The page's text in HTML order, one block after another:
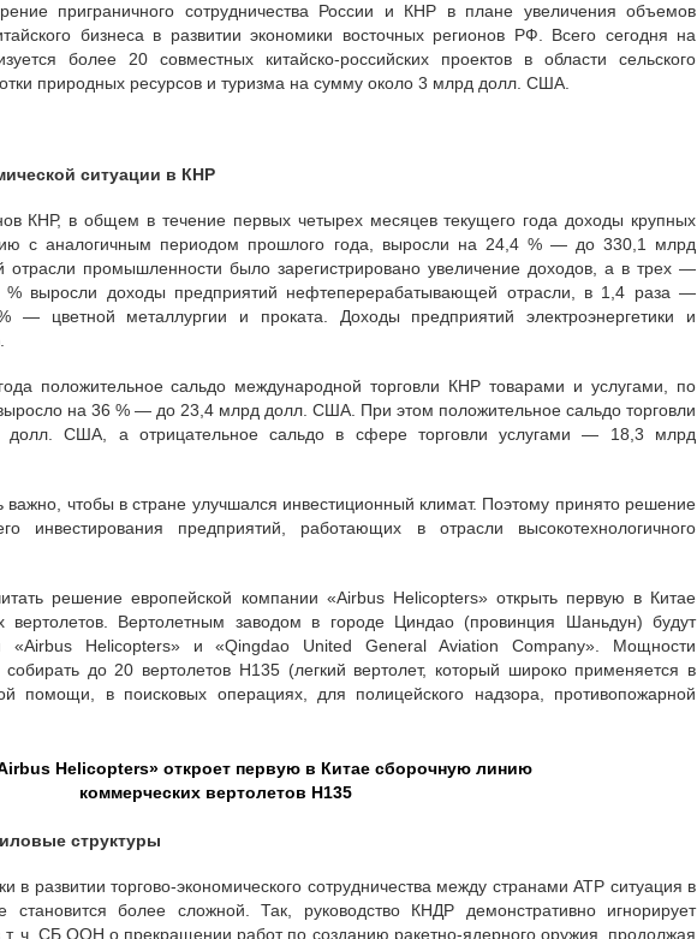
приграничного сотрудничества России и КНР в плане увеличения объемов
бизнеса в развитии экономики восточных регионов РФ. Всего сегодня на
более 20 совместных китайско-российских проектов в области сельского
природных ресурсов и туризма на сумму около 3 млрд долл. США.
ситуации в КНР
КНР, в общем в течение первых четырех месяцев текущего года доходы крупных
с аналогичным периодом прошлого года, выросли на 24,4 % — до 330,1 млрд
промышленности было зарегистрировано увеличение доходов, а в трех —
% выросли доходы предприятий нефтеперерабатывающей отрасли, в 1,4 раза —
— цветной металлургии и проката. Доходы предприятий электроэнергетики и
положительное сальдо международной торговли КНР товарами и услугами, по
на 36 % — до 23,4 млрд долл. США. При этом положительное сальдо торговли
долл. США, а отрицательное сальдо в сфере торговли услугами — 18,3 млрд
важно, чтобы в стране улучшался инвестиционный климат. Поэтому принято решение
инвестирования предприятий, работающих в отрасли высокотехнологичного
решение европейской компании «Airbus Helicopters» открыть первую в Китае
вертолетов. Вертолетным заводом в городе Циндао (провинция Шаньдун) будут
«Airbus Helicopters» и «Qingdao United General Aviation Company». Мощности
собирать до 20 вертолетов Н135 (легкий вертолет, который широко применяется в
помощи, в поисковых операциях, для полицейского надзора, противопожарной
Helicopters» откроет первую в Китае сборочную линию
коммерческих вертолетов Н135
структуры
развитии торгово-экономического сотрудничества между странами АТР ситуация в
становится более сложной. Так, руководство КНДР демонстративно игнорирует
ч. СБ ООН о прекращении работ по созданию ракетно-ядерного оружия, продолжая